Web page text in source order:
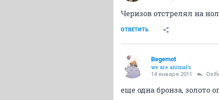
Черизов отстрелял на
ОТВЕТИТЬ
Begemot
we are animal's
14 января 2011
еще одна бронза, золото